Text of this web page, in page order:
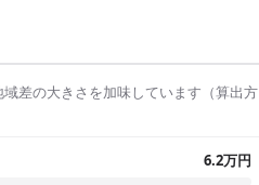
差の大きさを加味しています（算出方
6.2万円